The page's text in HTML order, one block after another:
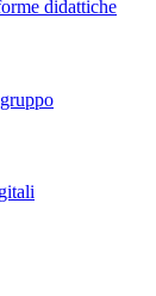
didattiche